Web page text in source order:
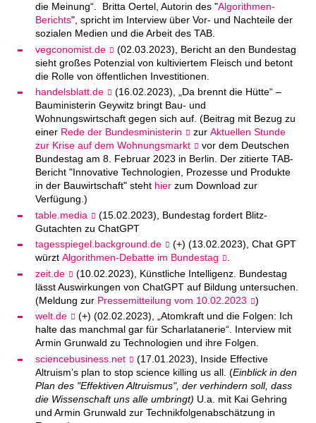
die Meinung“. Britta Oertel, Autorin des "Algorithmen-
Berichts", spricht im Interview über Vor- und Nachteile der
sozialen Medien und die Arbeit des TAB.
vegconomist.de
(02.03.2023), Bericht an den Bundestag
sieht großes Potenzial von kultiviertem Fleisch und betont
die Rolle von öffentlichen Investitionen.
handelsblatt.de
(16.02.2023), „Da brennt die Hütte“ –
Bauministerin Geywitz bringt Bau- und
Wohnungswirtschaft gegen sich auf. (Beitrag mit Bezug zu
einer Rede der Bundesministerin zur Aktuellen Stunde
zur Krise auf dem Wohnungsmarkt
vor dem Deutschen
Bundestag am 8. Februar 2023 in Berlin. Der zitierte TAB-
Bericht "Innovative Technologien, Prozesse und Produkte
in der Bauwirtschaft" steht hierzum Download zur
Verfügung.)
table.media
(15.02.2023), Bundestag fordert Blitz-
Gutachten zu ChatGPT
tagesspiegel.background.de
(+) (13.02.2023), Chat GPT
würzt Algorithmen-Debatte im Bundestag
.
zeit.de
(10.02.2023), Künstliche Intelligenz. Bundestag
lässt Auswirkungen von ChatGPT auf Bildung untersuchen.
(Meldung zur Pressemitteilung vom 10.02.2023
)
welt.de
(+) (02.02.2023), „Atomkraft und die Folgen: Ich
halte das manchmal gar für Scharlatanerie“. Interview mit
Armin Grunwald zu Technologien und ihre Folgen.
sciencebusiness.net
(17.01.2023), Inside Effective
Altruism’s plan to stop science killing us all. (Einblick in den
Plan des "Effektiven Altruismus", der verhindern soll, dass
die Wissenschaft uns alle umbringt) U.a. mit Kai Gehring
und Armin Grunwald zur Technikfolgenabschätzung in